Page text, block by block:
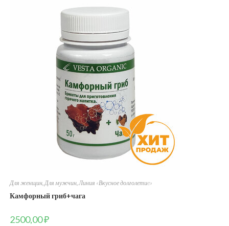
Для женщин, Для мужчин, Линия «Вкусное долголетиe»
Камфорный гриб+чага
2500,00₽